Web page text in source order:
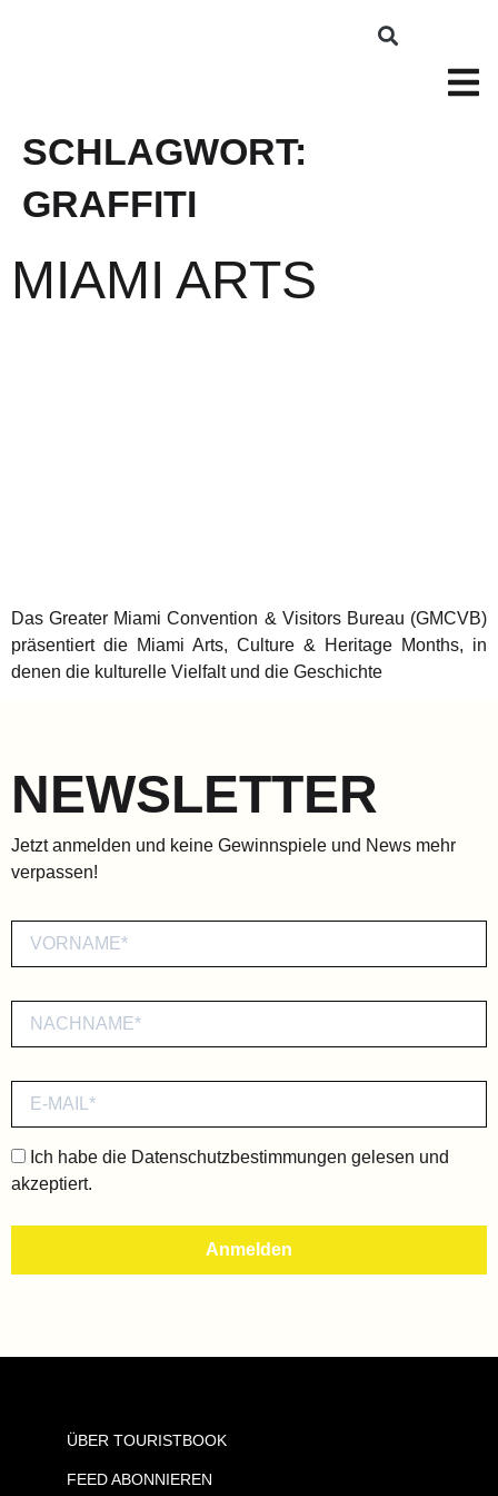
SCHLAGWORT:
GRAFFITI
MIAMI ARTS
Das Greater Miami Convention & Visitors Bureau (GMCVB)
präsentiert die Miami Arts, Culture & Heritage Months, in
denen die kulturelle Vielfalt und die Geschichte
NEWSLETTER
Jetzt anmelden und keine Gewinnspiele und News mehr
verpassen!
Ich habe die Datenschutzbestimmungen gelesen und
akzeptiert.
ÜBER TOURISTBOOK
FEED ABONNIEREN